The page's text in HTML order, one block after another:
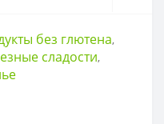
без глютена,
сладости,